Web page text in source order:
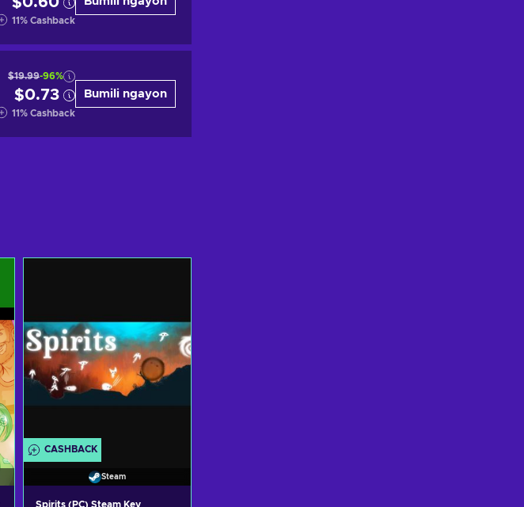
11% Cashback
$19.99-96%
$0.73
11% Cashback
Bumili ngayon
CASHBACK
Steam
Spirits (PC) Steam Key